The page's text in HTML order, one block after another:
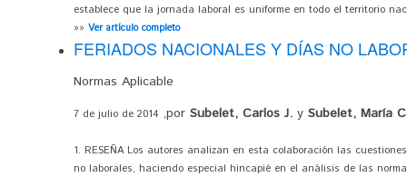
establece que la jornada laboral es uniforme en todo el territorio
»» Ver artículo completo
FERIADOS NACIONALES Y DÍAS NO
Normas Aplicable
7 de julio de 2014 ,por Subelet, Carlos J. y Subelet, María
1. RESEÑA Los autores analizan en esta colaboración las
no laborales, haciendo especial hincapié en el análisis de las